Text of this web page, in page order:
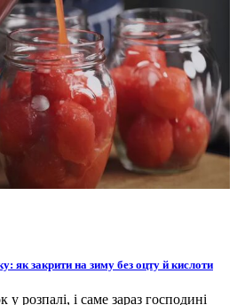
як закрити на зиму без оцту й кислоти
розпалі, і саме зараз господині